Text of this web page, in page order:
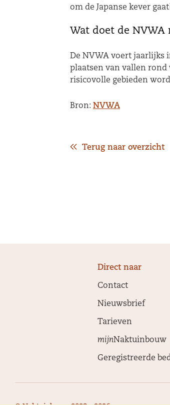
om de Japanse kever
Wat doet de NVWA
De NVWA voert jaarlijks
plaatsen van vallen rond
risicovolle gebieden
Bron: NVWA
Terug naar overzicht
Direct naar
Contact
Nieuwsbrief
Tarieven
mijnNaktuinbouw
Geregistreerde